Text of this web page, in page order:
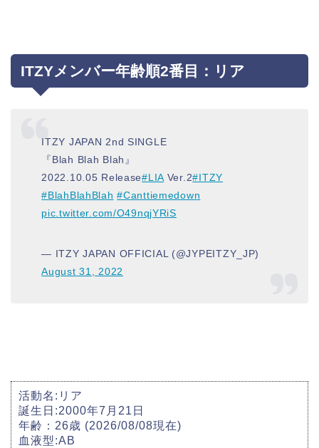
ITZYメンバー年齢順2番目：リア
ITZY JAPAN 2nd SINGLE
『Blah Blah Blah』
2022.10.05 Release#LIAVer.2#ITZY
#BlahBlahBlah #Canttiemedown
pic.twitter.com/O49nqjYRiS
— ITZY JAPAN OFFICIAL (@JYPEITZY_JP)
August 31, 2022
活動名:リア
誕生日:2000年7月21日
年齢：26歳 (2026/08/08現在)
血液型:AB